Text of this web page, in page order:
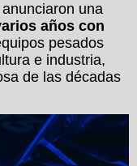
una
años con
pesados
e industria,
de las décadas